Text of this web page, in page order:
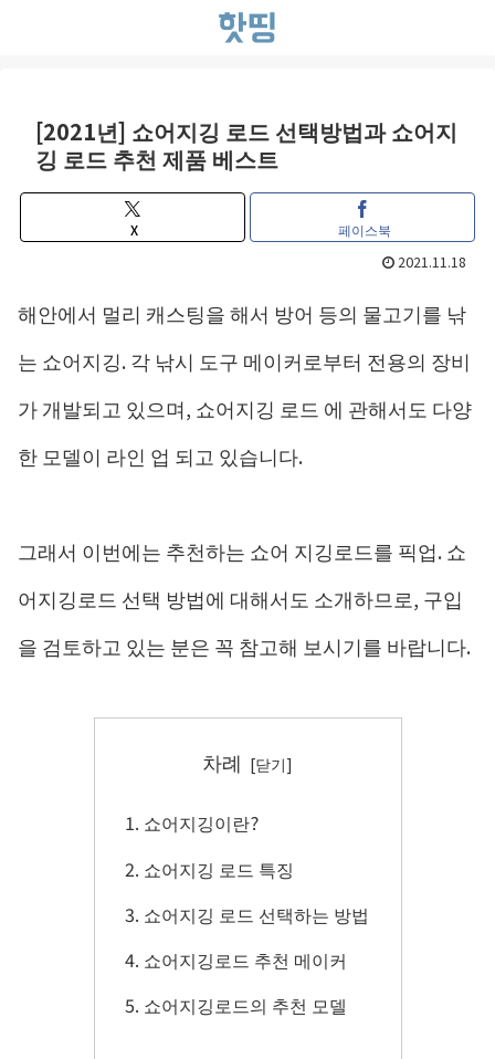
[2021년] 쇼어지깅 로드 선택방법과 쇼어지
깅 로드 추천 제품 베스트
X 페이스북
2021.11.18
해안에서 멀리 캐스팅을 해서 방어 등의 물고기를 낚
는 쇼어지깅. 각 낚시 도구 메이커로부터 전용의 장비
가 개발되고 있으며, 쇼어지깅 로드 에 관해서도 다양
한 모델이 라인 업 되고 있습니다.
그래서 이번에는 추천하는 쇼어 지깅로드를 픽업. 쇼
어지깅로드 선택 방법에 대해서도 소개하므로, 구입
을 검토하고 있는 분은 꼭 참고해 보시기를 바랍니다.
차례
쇼어지깅이란?
쇼어지깅 로드 특징
쇼어지깅 로드 선택하는 방법
쇼어지깅로드 추천 메이커
쇼어지깅로드의 추천 모델